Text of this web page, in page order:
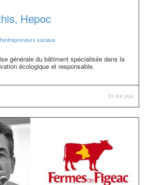
Hepoc
sociaux
générale du bâtiment spécialisée dans la
écologique et responsable.
En lire plus